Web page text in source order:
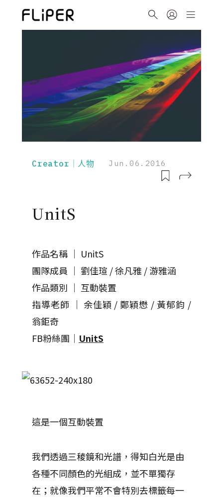
Creator｜人物 Jun.06.2016
UnitS
作品名稱 │ UnitS
團隊成員 │ 劉佳瑄 / 徐凡雅 / 游雅涵
作品類別 │ 互動裝置
指導老師 │ 余佳穎 / 鄭穎懋 / 黃郁鈞 /
翁鉅奇
FB粉絲團│ UnitS
這是一個互動裝置
我們透過三稜鏡和光譜，得知白光是由
各種不同顏色的光組成，並不單獨存
在；就像我們平常不會特別去標籤每一